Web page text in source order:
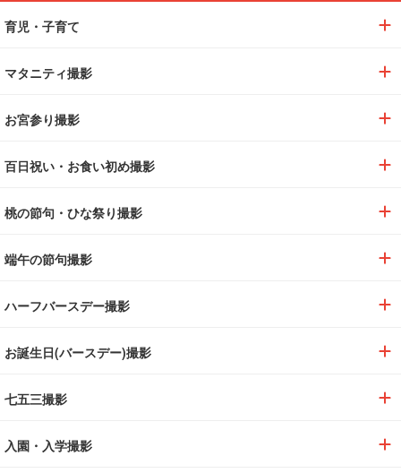
育児・子育て
マタニティ撮影
お宮参り撮影
百日祝い・お食い初め撮影
桃の節句・ひな祭り撮影
端午の節句撮影
ハーフバースデー撮影
お誕生日(バースデー)撮影
七五三撮影
入園・入学撮影